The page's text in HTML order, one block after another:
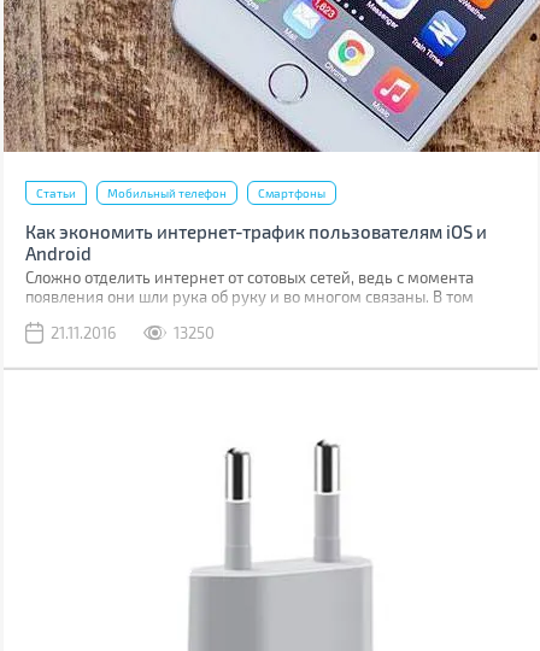
Статьи Мобильный телефон Смартфоны
Как экономить интернет-трафик пользователям iOS и
Android
Сложно отделить интернет от сотовых сетей, ведь с момента
появления они шли рука об руку и во многом связаны. В том
провайдеры предлагали пакеты с лимитированным количеством
21.11.2016 13250